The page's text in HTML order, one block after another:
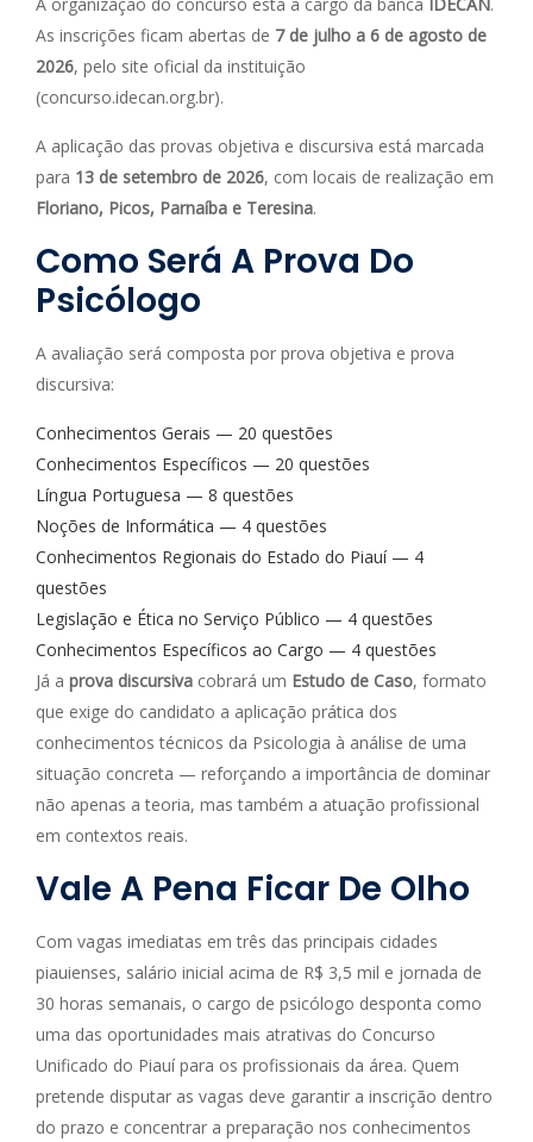
As inscrições ficam abertas de 7 de julho a 6 de agosto de
2026, pelo site oficial da instituição
(concurso.idecan.org.br).
A aplicação das provas objetiva e discursiva está marcada
para 13 de setembro de 2026, com locais de realização em
Floriano, Picos, Parnaíba e Teresina.
Como Será A Prova Do
Psicólogo
A avaliação será composta por prova objetiva e prova
discursiva:
Conhecimentos Gerais — 20 questões
Conhecimentos Específicos — 20 questões
Língua Portuguesa — 8 questões
Noções de Informática — 4 questões
Conhecimentos Regionais do Estado do Piauí — 4
questões
Legislação e Ética no Serviço Público — 4 questões
Conhecimentos Específicos ao Cargo — 4 questões
Já a prova discursiva cobrará um Estudo de Caso, formato
que exige do candidato a aplicação prática dos
conhecimentos técnicos da Psicologia à análise de uma
situação concreta — reforçando a importância de dominar
não apenas a teoria, mas também a atuação profissional
em contextos reais.
Vale A Pena Ficar De Olho
Com vagas imediatas em três das principais cidades
piauienses, salário inicial acima de R$ 3,5 mil e jornada de
30 horas semanais, o cargo de psicólogo desponta como
uma das oportunidades mais atrativas do Concurso
Unificado do Piauí para os profissionais da área. Quem
pretende disputar as vagas deve garantir a inscrição dentro
do prazo e concentrar a preparação nos conhecimentos